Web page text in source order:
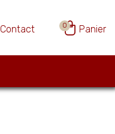
Contact 0 Panier